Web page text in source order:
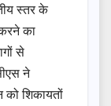
स्तर के
का
से
ने
को शिकायतों